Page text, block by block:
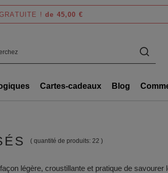
! de 45,00 €
Cartes-cadeaux Blog
( quantité de produits: 22 )
légère, croustillante et pratique de